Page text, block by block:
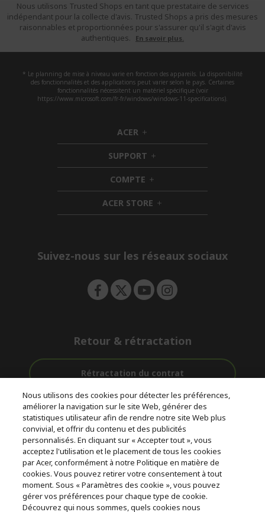
Nous utilisons Trusted Shops en tant que prestataire de services
indépendant pour la collecte d'avis. Trusted Shops a pris des mesures
raisonnables et proportionnées pour s'assurer qu'il s'agit d'avis
authentiques.
En savoir plus.
* Le planning de mise à niveau varie en fonction des appareils. La disponibilité
des fonctionnalités et des applications peut varier selon le pays. Certaines
fonctionnalités nécessitent un matériel spécifique (voir
https://www.microsoft.com/fr-fr/windows/windows-11-specifications).
ACER h
i
d
d
e
n
SUPPORT h
i
d
d
e
n
COMPTE h
i
d
d
ACER STORE h
i
e
Suivez-nous sur les réseaux sociaux
Retour & rétractation
Rétractation du contrat
Livraison
Gratuite
Accompagnement
avant et après-
vente
Avec 0%
D'intérêt
© 2026 Acer Inc.
CPYou BV est le revendeur et marchand agréé pour les produits et
services proposés au sein de ce magasin.
Nous utilisons des cookies pour détecter les préférences,
améliorer la navigation sur le site Web, générer des
statistiques utilisateur afin de rendre notre site Web plus
convivial, et offrir du contenu et des publicités
personnalisés. En cliquant sur « Accepter tout », vous
acceptez l'utilisation et le placement de tous les cookies
par Acer, conformément à notre Politique en matière de
cookies. Vous pouvez retirer votre consentement à tout
moment. Sous « Paramètres des cookie », vous pouvez
gérer vos préférences pour chaque type de cookie.
Découvrez qui nous sommes, quels cookies nous